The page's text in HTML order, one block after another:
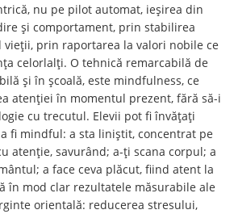
nu pe pilot automat, ieșirea din
și comportament, prin stabilirea
prin raportarea la valori nobile ce
celorlalți. O tehnică remarcabilă de
și în școală, este mindfulness, ce
atenției în momentul prezent, fără să-i
cu trecutul. Elevii pot fi învățați
fi mindful: a sta liniștit, concentrat pe
atenție, savurând; a-ți scana corpul; a
a face ceva plăcut, fiind atent la
în mod clar rezultatele măsurabile ale
orientală: reducerea stresului,